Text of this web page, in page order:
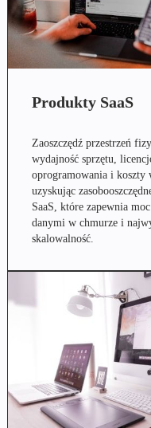
Produkty SaaS
Zaoszczędź przestrzeń
wydajność sprzętu,
oprogramowania i koszty
uzyskując
SaaS, które zapewnia
danymi w chmurze i
skalowalność.